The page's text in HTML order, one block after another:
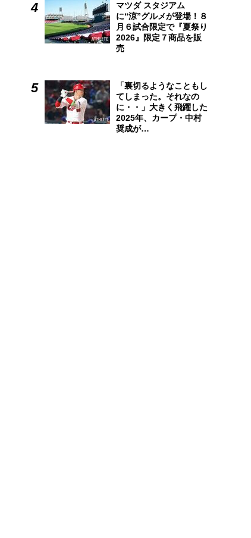
マツダ スタジアム
に“涼”グルメが登場！８
月６試合限定で『夏祭り
2026』限定７商品を販
売
「裏切るようなこともし
てしまった。それなの
に・・」大きく飛躍した
2025年、カープ・中村
奨成が…